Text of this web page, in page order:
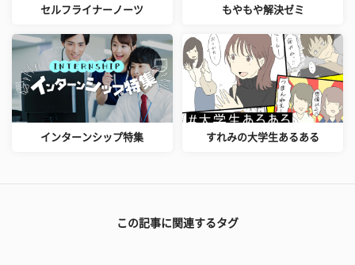
セルフライナーノーツ もやもや解決ゼミ
インターンシップ特集 すれみの大学生あるある
この記事に関連するタグ